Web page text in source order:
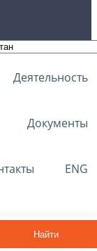
Деятельность
Документы
ENG
Найти